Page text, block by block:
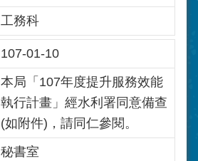
工務科
107-01-10
本局「107年度提升服務效能
執行計畫」經水利署同意備查
(如附件)，請同仁參閱。
秘書室